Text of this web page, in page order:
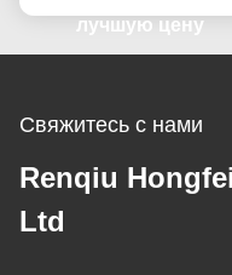
индивидуальная
доставка,
лучшую цену
Свяжитесь с нами
Renqiu
Ltd